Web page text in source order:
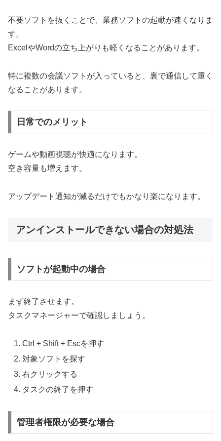
不要ソフトを抜くことで、業務ソフトの起動が速くなりま
す。
ExcelやWordの立ち上がりも軽くなることがあります。
特に複数の会議ソフトが入っていると、裏で通信して重く
なることがあります。
日常でのメリット
ゲームや動画視聴が快適になります。
空き容量も増えます。
アップデート通知が減るだけでもかなり楽になります。
アンインストールできない場合の対処法
ソフトが起動中の場合
まず終了させます。
タスクマネージャーで確認しましょう。
Ctrl + Shift + Escを押す
対象ソフトを探す
右クリックする
タスクの終了を押す
管理者権限が必要な場合